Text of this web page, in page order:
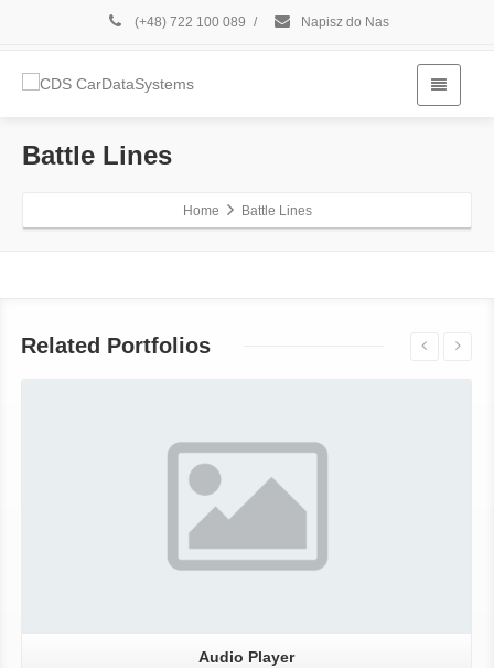
(+48) 722 100 089 / Napisz do Nas
Battle Lines
Home Battle Lines
Related Portfolios
Audio Player